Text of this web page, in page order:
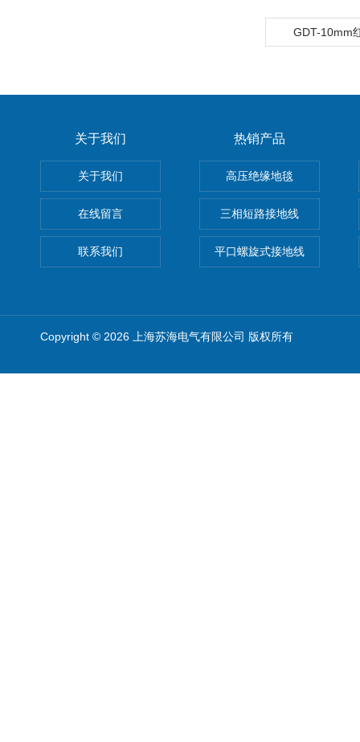
GDT-10mm
关于我们
关于我们
在线留言
联系我们
热销产品
高压绝缘地毯
三相短路接地线
平口螺旋式接地线
Copyright © 2026 上海苏海电气有限公司 版权所有